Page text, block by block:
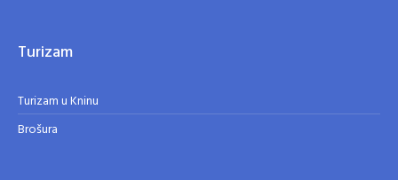
Turizam
Turizam u Kninu
Brošura